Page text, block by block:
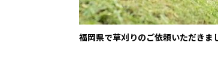
福岡県で草刈りのご依頼いただきま